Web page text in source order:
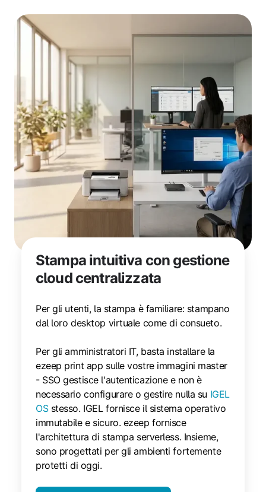
Stampa intuitiva con gestione
cloud centralizzata
Per gli utenti, la stampa è familiare: stampano
dal loro desktop virtuale come di consueto.
Per gli amministratori IT, basta installare la
ezeep print app sulle vostre immagini master
- SSO gestisce l'autenticazione e non è
necessario configurare o gestire nulla su IGEL
OSstesso. IGEL fornisce il sistema operativo
immutabile e sicuro. ezeep fornisce
l'architettura di stampa serverless. Insieme,
sono progettati per gli ambienti fortemente
protetti di oggi.